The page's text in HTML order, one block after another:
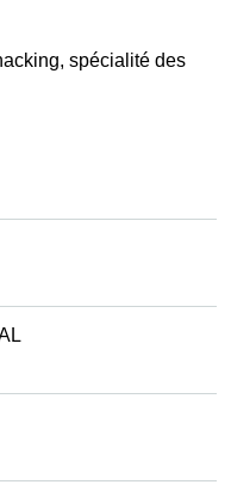
spécialité des